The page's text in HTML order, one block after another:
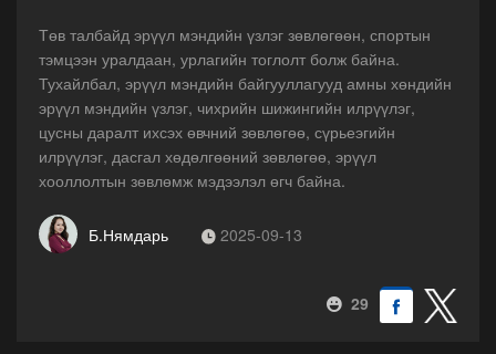
Төв талбайд эрүүл мэндийн үзлэг зөвлөгөөн, спортын
тэмцээн уралдаан, урлагийн тоглолт болж байна.
Тухайлбал, эрүүл мэндийн байгууллагууд амны хөндийн
эрүүл мэндийн үзлэг, чихрийн шижингийн илрүүлэг,
цусны даралт ихсэх өвчний зөвлөгөө, сүрьеэгийн
илрүүлэг, дасгал хөдөлгөөний зөвлөгөө, эрүүл
хооллолтын зөвлөмж мэдээлэл өгч байна.
Б.Нямдарь 2025-09-13
29